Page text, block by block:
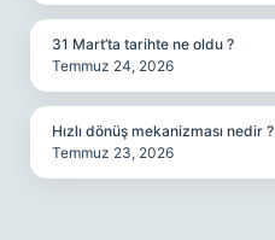
31 Mart’ta tarihte ne oldu ?
Temmuz 24, 2026
Hızlı dönüş mekanizması nedir ?
Temmuz 23, 2026